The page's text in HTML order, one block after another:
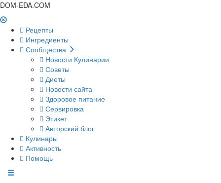
DOM-EDA.COM
Рецепты
Ингредиенты
Сообщества
Новости Кулинарии
Советы
Диеты
Новости сайта
Здоровое питание
Сервировка
Этикет
Авторский блог
Кулинары
Активность
Помощь